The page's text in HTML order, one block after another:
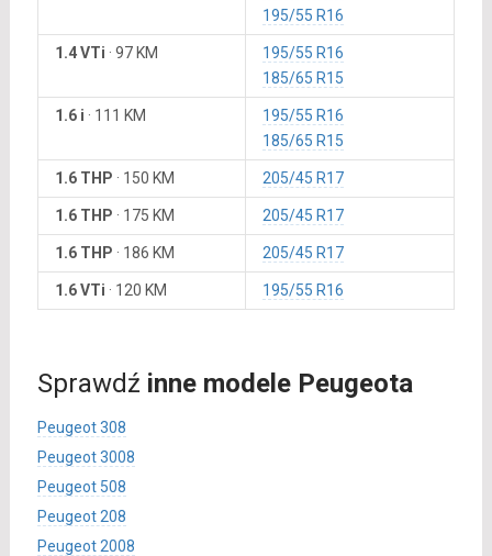
195/55 R16
1.4 VTi · 97 KM
195/55 R16
185/65 R15
1.6 i · 111 KM
195/55 R16
185/65 R15
1.6 THP · 150 KM 205/45 R17
1.6 THP · 175 KM 205/45 R17
1.6 THP · 186 KM 205/45 R17
1.6 VTi · 120 KM 195/55 R16
Sprawdź inne modele Peugeota
Peugeot 308
Peugeot 3008
Peugeot 508
Peugeot 208
Peugeot 2008